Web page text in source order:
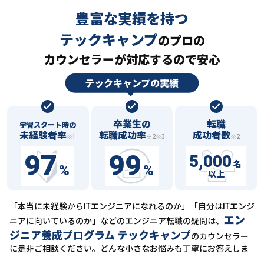
豊富な実績を持つ
テックキャンプのプロの
カウンセラーが対応するので安心
学習スタート時の
未経験者率※1
97%
卒業生の
転職成功率※2※3
99%
転職
成功者数※2
5,000 名
以上
「本当に未経験からITエンジニアになれるのか」「自分はITエンジ
ニアに向いているのか」などのエンジニア転職の疑問は、 エン
ジニア養成プログラム テックキャンプのカウンセラー
に是非ご相談ください。どんな小さなお悩みも丁寧にお答えしま